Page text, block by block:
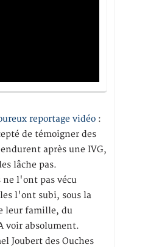
reportage vidéo :
de témoigner des
après une IVG,
lâche pas.
l'ont pas vécu
l'ont subi, sous la
leur famille, du
voir absolument.
Joubert des Ouches